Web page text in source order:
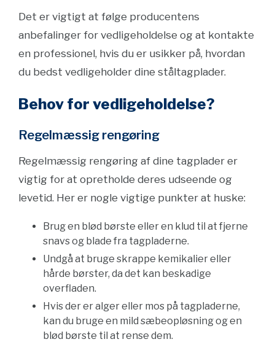
Det er vigtigt at følge producentens
anbefalinger for vedligeholdelse og at kontakte
en professionel, hvis du er usikker på, hvordan
du bedst vedligeholder dine ståltagplader.
Behov for vedligeholdelse?
Regelmæssig rengøring
Regelmæssig rengøring af dine tagplader er
vigtig for at opretholde deres udseende og
levetid. Her er nogle vigtige punkter at huske:
Brug en blød børste eller en klud til at fjerne
snavs og blade fra tagpladerne.
Undgå at bruge skrappe kemikalier eller
hårde børster, da det kan beskadige
overfladen.
Hvis der er alger eller mos på tagpladerne,
kan du bruge en mild sæbeopløsning og en
blød børste til at rense dem.